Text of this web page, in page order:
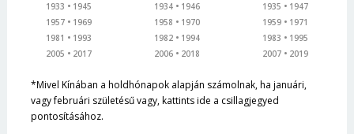
1933
1945
1957
1969
1981
1993
2005
2017
1934
1946
1958
1970
1982
1994
2006
2018
1935
1947
1959
1971
1983
1995
2007
2019
*Mivel Kínában a holdhónapok alapján számolnak, ha januári,
vagy februári születésű vagy, kattints ide a csillagjegyed
pontosításához.